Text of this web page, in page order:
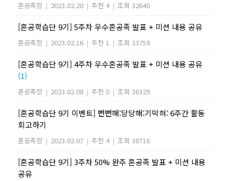
혼공족장 | 2023.02.20 | 추천 4 | 조회 32640
[혼공학습단 9기] 5주차 우수혼공족 발표 + 미션 내용 공유
혼공족장 | 2023.02.16 | 추천 1 | 조회 33759
[혼공학습단 9기] 4주차 우수혼공족 발표 + 미션 내용 공유
(1)
혼공족장 | 2023.02.08 | 추천 0 | 조회 36329
[혼공학습단 9기 이벤트] 뻔뻔해:당당해:기막혀: 6주간 활동
회고하기
혼공족장 | 2023.02.07 | 추천 4 | 조회 38716
[혼공학습단 9기] 3주차 50% 완주 혼공족 발표 + 미션 내용
공유